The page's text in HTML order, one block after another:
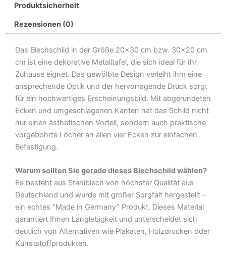
nicht
muss
nackt
Metall
Deko
Blechschild
Menge
Produktsicherheit
Rezensionen (0)
Das Blechschild in der Größe 20×30 cm bzw. 30×20 cm
cm ist eine dekorative Metalltafel, die sich ideal für Ihr
Zuhause eignet. Das gewölbte Design verleiht ihm eine
ansprechende Optik und der hervorragende Druck sorgt
für ein hochwertiges Erscheinungsbild. Mit abgerundeten
Ecken und umgeschlagenen Kanten hat das Schild nicht
nur einen ästhetischen Vorteil, sondern auch praktische
vorgebohrte Löcher an allen vier Ecken zur einfachen
Befestigung.
Warum sollten Sie gerade dieses Blechschild wählen?
Es besteht aus Stahlblech von höchster Qualität aus
Deutschland und wurde mit großer Sorgfalt hergestellt –
ein echtes “Made in Germany” Produkt. Dieses Material
garantiert Ihnen Langlebigkeit und unterscheidet sich
deutlich von Alternativen wie Plakaten, Holzdrucken oder
Kunststoffprodukten.